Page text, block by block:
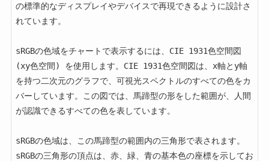
の標準的なディスプレイやデバイスで再現できるように設計さ
れています。
sRGBの色域をチャートで表示するには、CIE 1931色空間図
(xy色空間) を使用します。CIE 1931色空間図は、x軸とy軸
を持つ二次元のグラフで、可視光スペクトルのすべての色をカ
バーしています。この図では、馬蹄型の形をした範囲が、人間
が認識できるすべての色を表しています。
sRGBの色域は、この馬蹄型の範囲内の三角形で表されます。
sRGBの三角形の頂点は、赤、緑、青の基本色の座標を示してお